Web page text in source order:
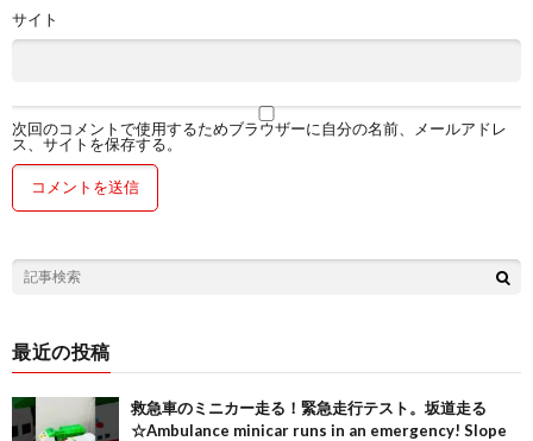
サイト
次回のコメントで使用するためブラウザーに自分の名前、メールアドレ
ス、サイトを保存する。
最近の投稿
救急車のミニカー走る！緊急走行テスト。坂道走る
☆Ambulance minicar runs in an emergency! Slope